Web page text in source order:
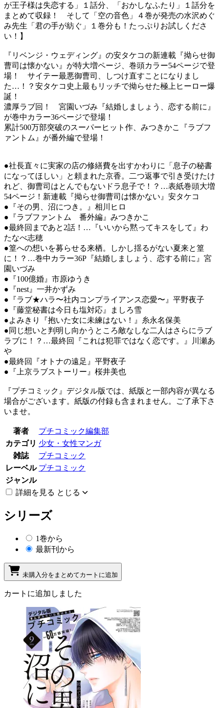
が王子様は失恋する」１話分、「おかしなふたり」１話分を
まとめて収録！ そして「空の音色」４巻が発売の水沢めぐ
み先生「君の手が紡ぐ」１巻分も！たっぷりお試しくださ
い！】
『リベンジ・ウェディング』の安タケコの新連載『拗らせ御
曹司は懐かない』が特大増ページ、巻頭カラー54ページで登
場！ サイテー最悪御曹司、しつけ直すことになりまし
た…！？安タケコ史上最もリッチで拗らせた極上ヒーロー爆
誕！
濃厚ラブ回！ 宮園いづみ『結婚しましょう、恋する前に』
が巻中カラー36ページで登場！
累計500万部突破のスーパーヒット作、みつきかこ『ラブフ
ァントム』が番外編で登場！
●社長直々に実家の店の修繕費を出すかわりに「息子の秘書
になってほしい」と頼まれた京香。二つ返事で引き受けたけ
れど、御曹司はとんでもないドラ息子で！？…表紙巻頭大増
54ページ！新連載『拗らせ御曹司は懐かない』安タケコ
●『その男、沼につき。』相川ヒロ
●『ラブファントム 番外編』みつきかこ
●最終回まであと2話！…『いいから黙ってキスをして』わ
たなべ志穂
●篁への想いを募らせる来栖。しかし揺るがない夏来と篁
に！？…巻中カラー36P『結婚しましょう、恋する前に』宮
園いづみ
●『100億婚』市原ゆうき
●『nest』一井かずみ
●『ラブ★ハラ〜社内コンプライアンス恋愛〜』平野夜子
●『藤堂秘書は今日も塩対応』ましろ雪
●よみきり『抱いた女に未練はない！』糸永名保美
●同じ想いと判明し向かうところ敵なしな二人はさらにラブ
ラブに！？…最終回『これは犯罪ではなく恋です。』川瀬あ
や
●最終回『オトナの遠足』平野夜子
●『上京ラブストーリー』桜井美也
『プチコミック』デジタル版では、紙版と一部内容が異なる
場合がございます。紙版の付録も含まれません。ご了承下さ
いませ。
著者
プチコミック編集部
カテゴリ 少女・女性マンガ
雑誌
プチコミック
レーベル プチコミック
ジャンル
詳細を見る とじる
シリーズ
1巻から
最新刊から
未購入分をまとめてカートに追加
カートに追加しました